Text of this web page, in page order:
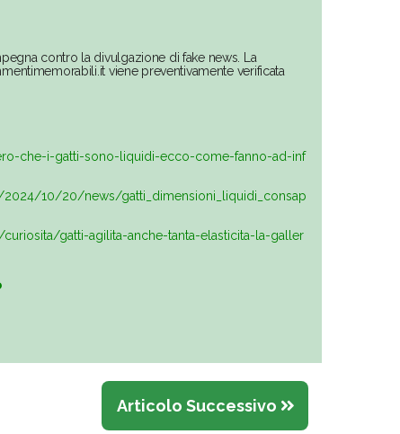
contro la divulgazione di fake news. La
viene preventivamente verificata
che-i-gatti-sono-liquidi-ecco-come-fanno-ad-inf
10/20/news/gatti_dimensioni_liquidi_consap
gatti-agilita-anche-tanta-elasticita-la-galler
Articolo Successivo